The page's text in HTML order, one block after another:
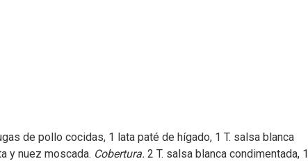
de pollo cocidas, 1 lata paté de hígado, 1 T. salsa blanca
y nuez moscada. Cobertura. 2 T. salsa blanca condimentada,